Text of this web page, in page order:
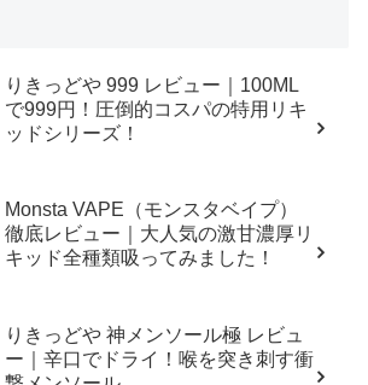
りきっどや 999 レビュー｜100ML
で999円！圧倒的コスパの特用リキ
ッドシリーズ！
Monsta VAPE（モンスタベイプ）
徹底レビュー｜大人気の激甘濃厚リ
キッド全種類吸ってみました！
りきっどや 神メンソール極 レビュ
ー｜辛口でドライ！喉を突き刺す衝